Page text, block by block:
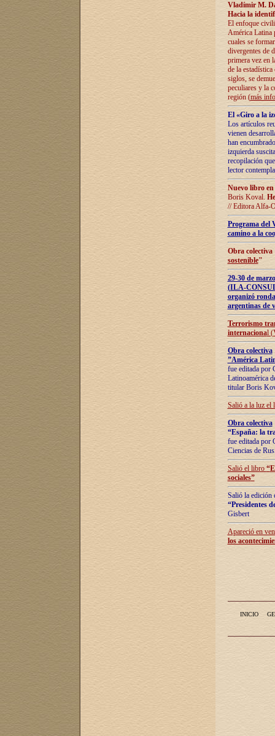
Vladímir M.
Hacia la
El enfoque
América Latina
cuales se
divergentes de
primera vez en
de la
siglos, se
peculiares y la
región (más
El «Giro a la
Los artículos
vienen
han
izquierda
recopilación
lector
Nuevo libro
Boris Koval.
// Editora Alfa-
Programa del
camino a la
Obra
sostenible"
29-30 de
(ILA-
organizó
argentinas de
Terrorismo
internacional
Obra colectiva
”América
fue editada por
Latinoamérica
titular Boris
Salió a la luz el
Obra colectiva
“España: la
fue editada por
Ciencias de
Salió el libro “
sociales”
Salió la edición
“Presidentes
Gisbert
Apareció en
los
INICIO